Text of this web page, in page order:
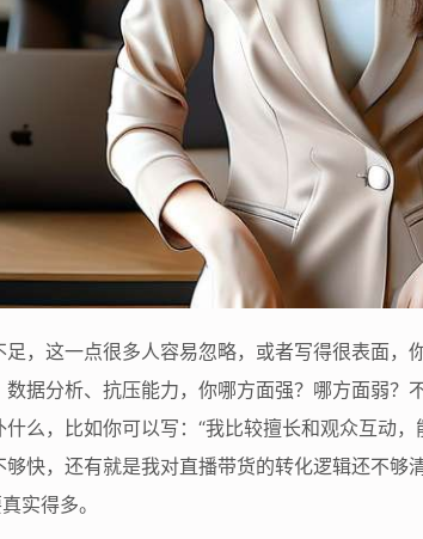
，这一点很多人容易忽略，或者写得很表面
据分析、抗压能力，你哪方面强？哪方面弱
么，比如你可以写：“我比较擅长和观众互动
快，还有就是我对直播带货的转化逻辑还不够
实得多。